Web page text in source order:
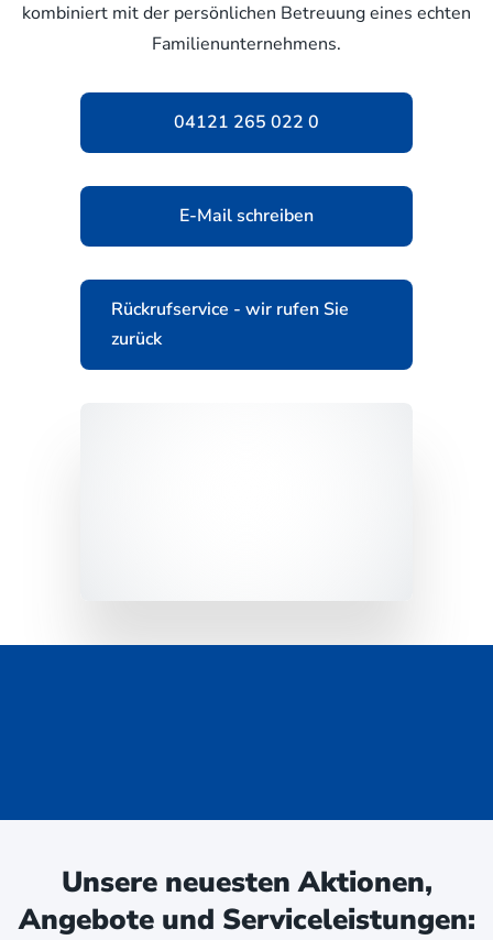
kombiniert mit der persönlichen Betreuung eines echten
Familienunternehmens.
04121 265 022 0
E-Mail schreiben
Rückrufservice - wir rufen Sie
zurück
Unsere neuesten Aktionen,
Angebote und Serviceleistungen: